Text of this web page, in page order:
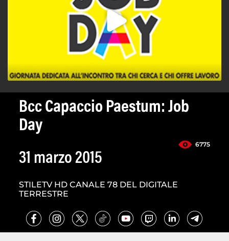
Bcc Capaccio Paestum: Job
Day
6775
31 marzo 2015
STILETV HD CANALE 78 DEL DIGITALE
TERRESTRE